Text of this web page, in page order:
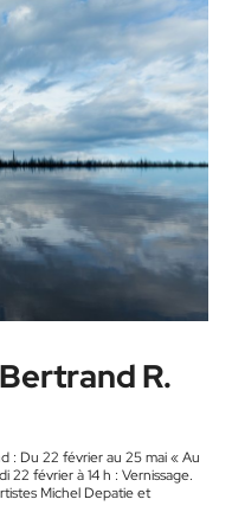
R.
: Du 22 février au 25 mai « Au
22 février à 14 h : Vernissage.
Michel Depatie et